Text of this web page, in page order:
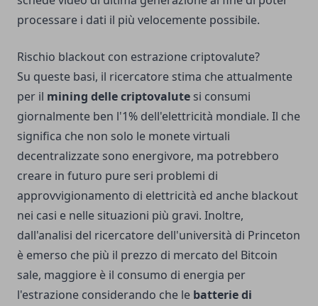
processare i dati il più velocemente possibile.
Rischio blackout con estrazione criptovalute?
Su queste basi, il ricercatore stima che attualmente
per il mining delle criptovalute si consumi
giornalmente ben l'1% dell'elettricità mondiale. Il che
significa che non solo le monete virtuali
decentralizzate sono energivore, ma potrebbero
creare in futuro pure seri problemi di
approvvigionamento di elettricità ed anche blackout
nei casi e nelle situazioni più gravi. Inoltre,
dall'analisi del ricercatore dell'università di Princeton
è emerso che più il prezzo di mercato del Bitcoin
sale, maggiore è il consumo di energia per
l'estrazione considerando che le batterie di